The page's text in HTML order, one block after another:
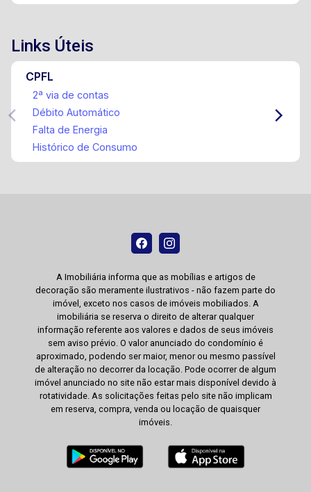
Links Úteis
CPFL
2ª via de contas
Débito Automático
Falta de Energia
Histórico de Consumo
A Imobiliária informa que as mobílias e artigos de
decoração são meramente ilustrativos - não fazem parte do
imóvel, exceto nos casos de imóveis mobiliados. A
imobiliária se reserva o direito de alterar qualquer
informação referente aos valores e dados de seus imóveis
sem aviso prévio. O valor anunciado do condomínio é
aproximado, podendo ser maior, menor ou mesmo passível
de alteração no decorrer da locação. Pode ocorrer de algum
imóvel anunciado no site não estar mais disponível devido à
rotatividade. As solicitações feitas pelo site não implicam
em reserva, compra, venda ou locação de quaisquer
imóveis.